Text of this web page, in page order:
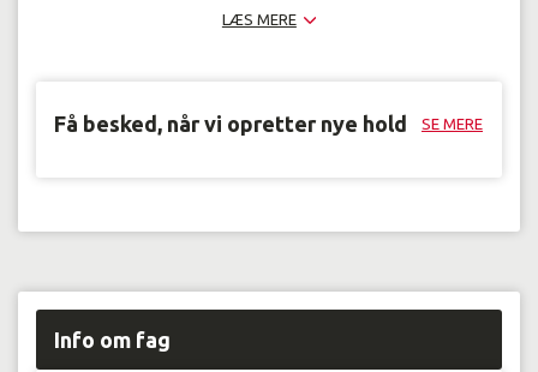
LÆS MERE
Få besked, når vi opretter nye hold SE MERE
Info om fag